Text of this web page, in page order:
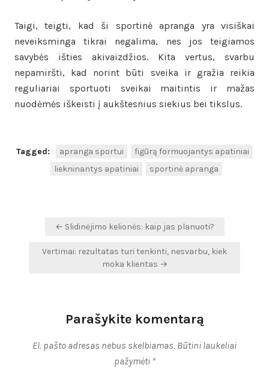
Taigi, teigti, kad ši sportinė apranga yra visiškai
neveiksminga tikrai negalima, nes jos teigiamos
savybės išties akivaizdžios. Kita vertus, svarbu
nepamiršti, kad norint būti sveika ir gražia reikia
reguliariai sportuoti sveikai maitintis ir mažas
nuodėmės iškeisti į aukštesnius siekius bei tikslus.
Tagged: apranga sportui
figūrą formuojantys apatiniai
liekninantys apatiniai
sportinė apranga
Navigacija
įrašų
← Slidinėjimo kelionės: kaip jas planuoti?
Vertimai: rezultatas turi tenkinti, nesvarbu, kiek
moka klientas →
Parašykite komentarą
El. pašto adresas nebus skelbiamas. Būtini laukeliai
pažymėti *